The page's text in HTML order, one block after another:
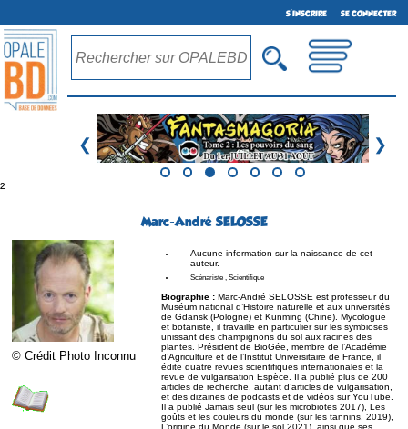
S'INSCRIRE SE CONNECTER
❮ ❯
²
Marc-André SELOSSE
© Crédit Photo Inconnu
Aucune information sur la naissance de cet
auteur.
Scénariste , Scientifique
Biographie : Marc-André SELOSSE est professeur du
Muséum national d’Histoire naturelle et aux universités
de Gdansk (Pologne) et Kunming (Chine). Mycologue
et botaniste, il travaille en particulier sur les symbioses
unissant des champignons du sol aux racines des
plantes. Président de BioGée, membre de l’Académie
d’Agriculture et de l’Institut Universitaire de France, il
édite quatre revues scientifiques internationales et la
revue de vulgarisation Espèce. Il a publié plus de 200
articles de recherche, autant d’articles de vulgarisation,
et des dizaines de podcasts et de vidéos sur YouTube.
Il a publié Jamais seul (sur les microbiotes 2017), Les
goûts et les couleurs du monde (sur les tannins, 2019),
L’origine du Monde (sur le sol 2021), ainsi que ses